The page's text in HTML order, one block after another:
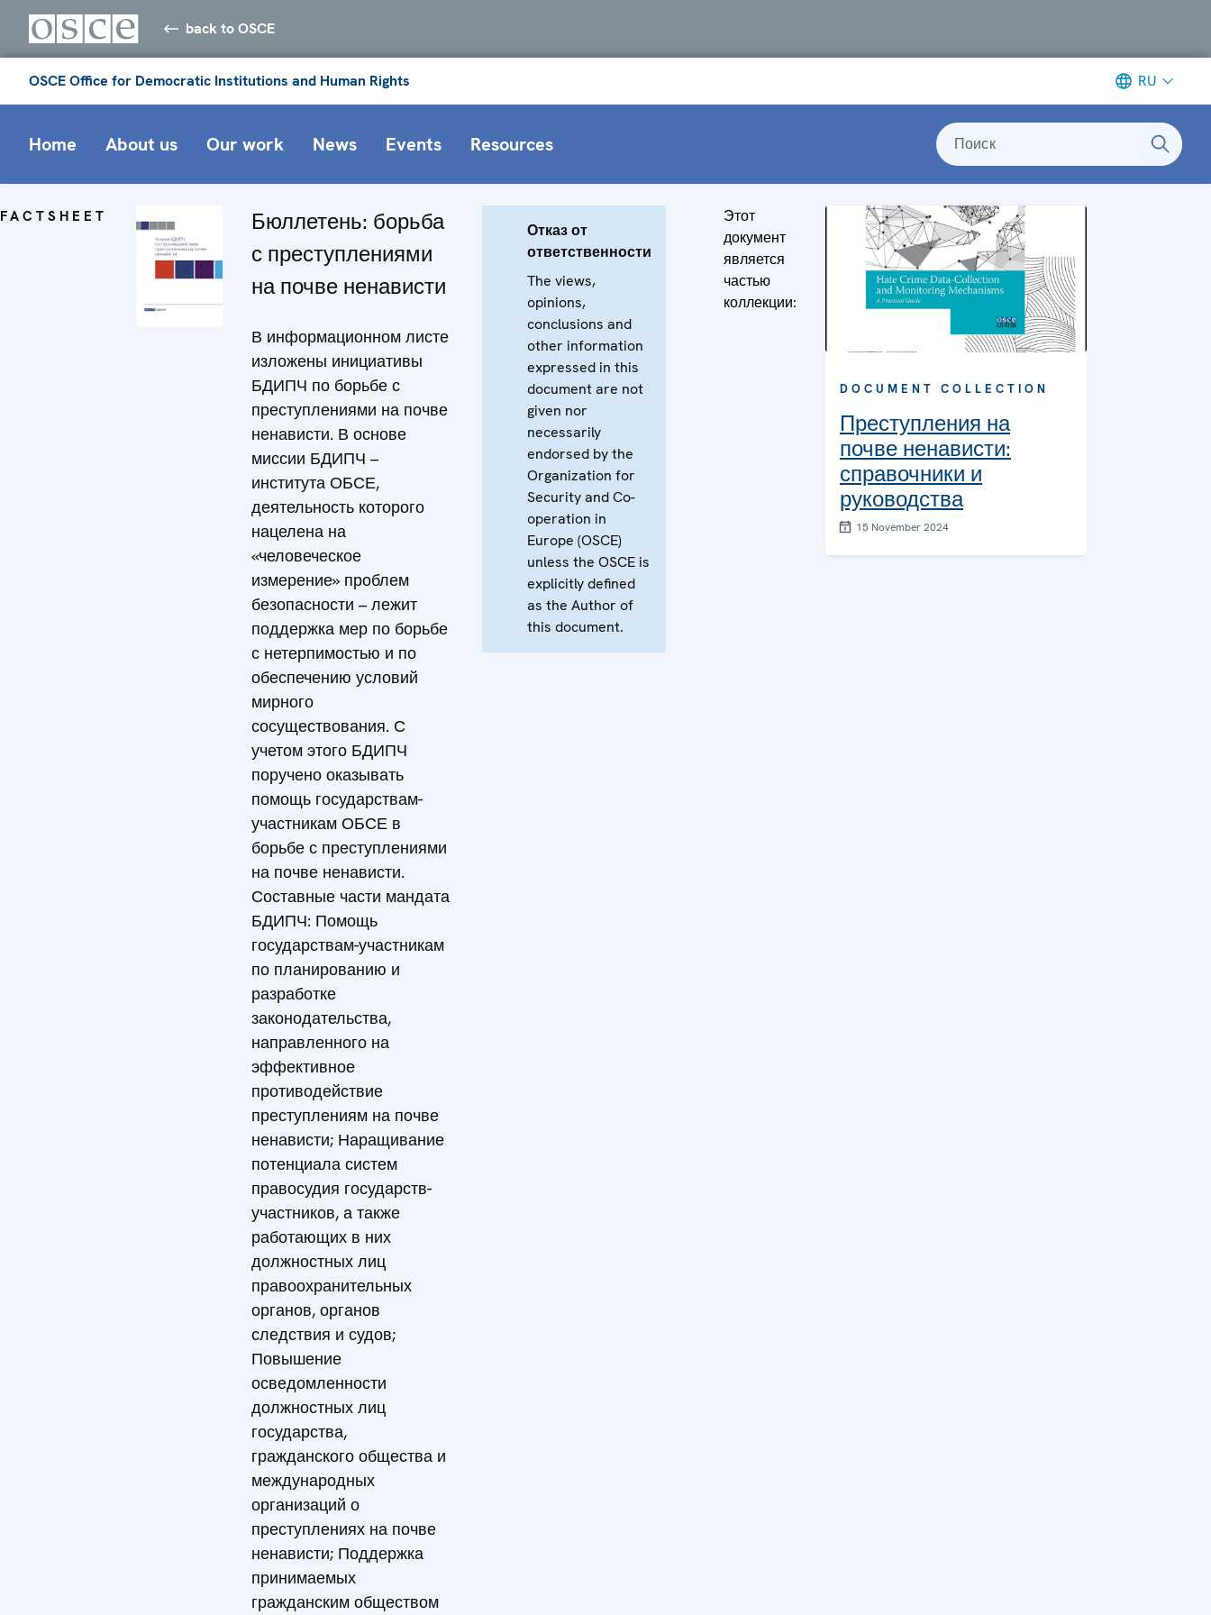
back to OSCE
OSCE Office for Democratic Institutions and Human Rights RU
Home About us Our work News Events Resources Поиск
FACTSHEET
Бюллетень: борьба
с преступлениями
на почве ненависти
В информационном листе
изложены инициативы
БДИПЧ по борьбе с
преступлениями на почве
ненависти. В основе
миссии БДИПЧ –
института ОБСЕ,
деятельность которого
нацелена на
«человеческое
измерение» проблем
безопасности – лежит
поддержка мер по борьбе
с нетерпимостью и по
обеспечению условий
мирного
сосуществования. С
учетом этого БДИПЧ
поручено оказывать
помощь государствам-
участникам ОБСЕ в
борьбе с преступлениями
на почве ненависти.
Составные части мандата
БДИПЧ: Помощь
государствам-участникам
по планированию и
разработке
законодательства,
направленного на
эффективное
противодействие
преступлениям на почве
ненависти; Наращивание
потенциала систем
правосудия государств-
участников, а также
работающих в них
должностных лиц
правоохранительных
органов, органов
следствия и судов;
Повышение
осведомленности
должностных лиц
государства,
гражданского общества и
международных
организаций о
преступлениях на почве
ненависти; Поддержка
принимаемых
гражданским обществом
Отказ от
ответственности
The views,
opinions,
conclusions and
other information
expressed in this
document are not
given nor
necessarily
endorsed by the
Organization for
Security and Co-
operation in
Europe (OSCE)
unless the OSCE is
explicitly defined
as the Author of
this document.
Этот
документ
является
частью
коллекции:
DOCUMENT COLLECTION
Преступления на
почве ненависти:
справочники и
руководства
15 November 2024